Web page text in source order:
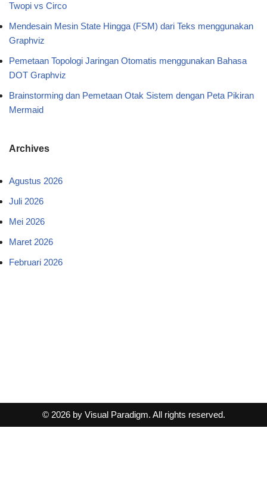
Twopi vs Circo
Mendesain Mesin State Hingga (FSM) dari Teks menggunakan
Graphviz
Pemetaan Topologi Jaringan Otomatis menggunakan Bahasa
DOT Graphviz
Brainstorming dan Pemetaan Otak Sistem dengan Peta Pikiran
Mermaid
Archives
Agustus 2026
Juli 2026
Mei 2026
Maret 2026
Februari 2026
© 2026 by Visual Paradigm. All rights reserved.